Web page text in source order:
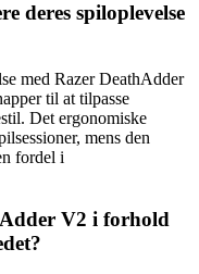
deres spiloplevelse
med Razer DeathAdder
til at tilpasse
Det ergonomiske
mens den
fordel i
V2 i forhold